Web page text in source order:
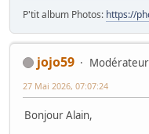
P'tit album Photos: https://
jojo59
Modérateur
27 Mai 2026, 07:07:24
Bonjour Alain,